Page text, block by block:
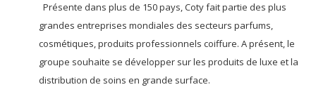
Présente dans plus de 150 pays, Coty fait partie des plus
grandes entreprises mondiales des secteurs parfums,
cosmétiques, produits professionnels coiffure. A présent, le
groupe souhaite se développer sur les produits de luxe et la
distribution de soins en grande surface.